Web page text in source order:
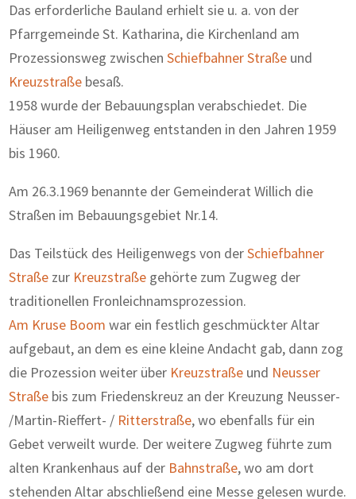
Das erforderliche Bauland erhielt sie u. a. von der
Pfarrgemeinde St. Katharina, die Kirchenland am
Prozessionsweg zwischenSchiefbahner Straße und
Kreuzstraße besaß.
1958 wurde der Bebauungsplan verabschiedet. Die
Häuser am Heiligenweg entstanden in den Jahren 1959
bis 1960.
Am 26.3.1969 benannte der Gemeinderat Willich die
Straßen im Bebauungsgebiet Nr.14.
Das Teilstück des Heiligenwegs von derSchiefbahner
Straße zur Kreuzstraße gehörte zum Zugweg der
traditionellen Fronleichnamsprozession.
Am Kruse Boom war ein festlich geschmückter Altar
aufgebaut, an dem es eine kleine Andacht gab, dann zog
die Prozession weiter über Kreuzstraße und Neusser
Straße bis zum Friedenskreuz an der Kreuzung Neusser-
/Martin-Rieffert- / Ritterstraße, wo ebenfalls für ein
Gebet verweilt wurde. Der weitere Zugweg führte zum
alten Krankenhaus auf der Bahnstraße, wo am dort
stehenden Altar abschließend eine Messe gelesen wurde.